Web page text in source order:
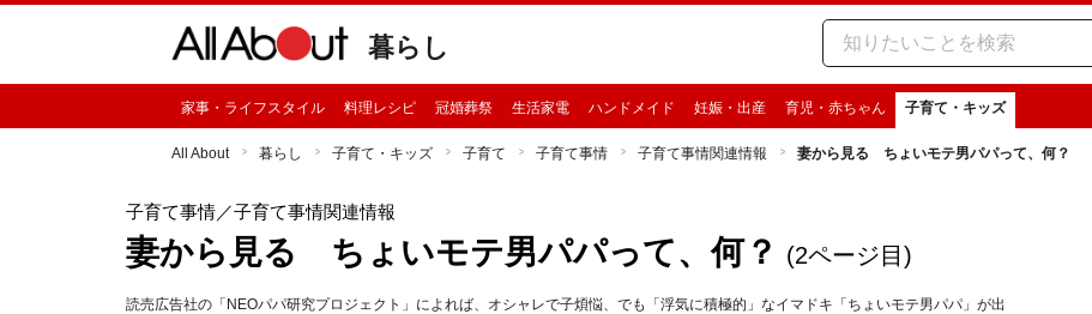
暮らし
家事・ライフスタイル 料理レシピ 冠婚葬祭 生活家電 ハンドメイド 妊娠・出産 育児・赤ちゃん 子育て・キッズ
All About 暮らし 子育て・キッズ 子育て 子育て事情 子育て事情関連情報 妻から見る ちょいモテ男パパって、何？
子育て事情／子育て事情関連情報
妻から見る ちょいモテ男パパって、何？ (2ページ目)
読売広告社の「NEOパパ研究プロジェクト」によれば、オシャレで子煩悩、でも「浮気に積極的」なイマドキ「ちょいモテ男パパ」が出